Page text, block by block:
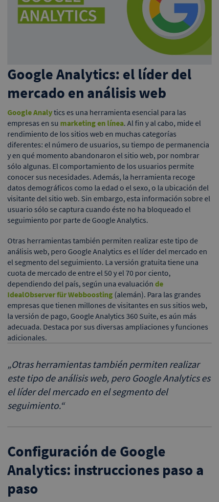
Google Analytics: el líder del
mercado en análisis web
Google Analytics es una herramienta esencial para las
empresas en su marketing en línea. Al fin y al cabo, mide el
rendimiento de los sitios web en muchas categorías
diferentes: el número de usuarios, su tiempo de permanencia
y en qué momento abandonaron el sitio web, por nombrar
sólo algunas. El comportamiento de los usuarios permite
conocer sus necesidades. Además, la herramienta recoge
datos demográficos como la edad o el sexo, o la ubicación del
visitante del sitio web. Sin embargo, esta información sobre el
usuario sólo se captura cuando éste no ha bloqueado el
seguimiento por parte de Google Analytics.
Otras herramientas también permiten realizar este tipo de
análisis web, pero Google Analytics es el líder del mercado en
el segmento del seguimiento. La versión gratuita tiene una
cuota de mercado de entre el 50 y el 70 por ciento,
dependiendo del país, según una evaluación de
IdealObserver für Webboosting (alemán). Para las grandes
empresas que tienen millones de visitantes en sus sitios web,
la versión de pago, Google Analytics 360 Suite, es aún más
adecuada. Destaca por sus diversas ampliaciones y funciones
adicionales.
„Otras herramientas también permiten realizar
este tipo de análisis web, pero Google Analytics es
el líder del mercado en el segmento del
seguimiento.“
Configuración de Google
Analytics: instrucciones paso a
paso